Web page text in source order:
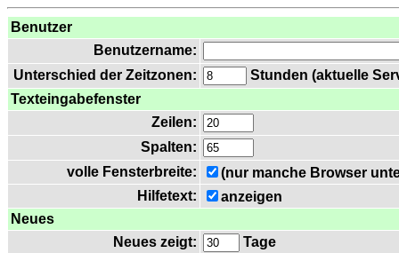
Benutzer
Benutzername:
Unterschied der Zeitzonen:
Stunden (aktuelle
Texteingabefenster
Zeilen:
Spalten:
volle Fensterbreite:
(nur manche Browser
Hilfetext:
anzeigen
Neues
Neues zeigt:
Tage